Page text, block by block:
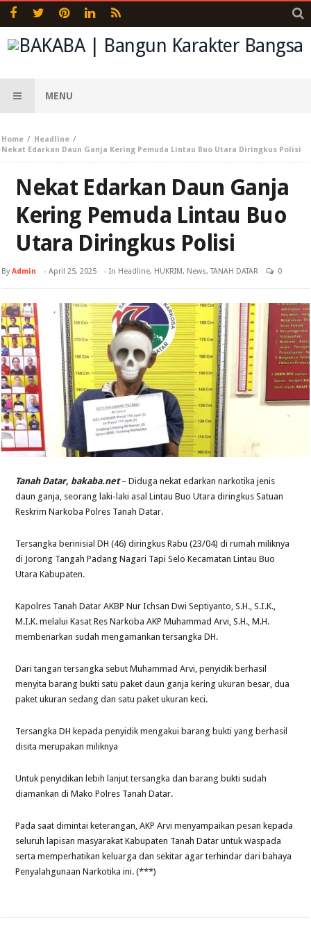
MENU
Home
Headline
Nekat Edarkan Daun Ganja Kering Pemuda Lintau Buo Utara Diringkus Polisi
Nekat Edarkan Daun Ganja
Kering Pemuda Lintau Buo
Utara Diringkus Polisi
ByAdmin -April 25, 2025 - In Headline, HUKRIM, News,TANAH DATAR 0
Tanah Datar, bakaba.net– Diduga nekat edarkan narkotika jenis
daun ganja, seorang laki-laki asal Lintau Buo Utara diringkus Satuan
Reskrim Narkoba Polres Tanah Datar.
Tersangka berinisial DH (46) diringkus Rabu (23/04) di rumah miliknya
di Jorong Tangah Padang Nagari Tapi Selo Kecamatan Lintau Buo
Utara Kabupaten.
Kapolres Tanah Datar AKBP Nur Ichsan Dwi Septiyanto, S.H., S.I.K.,
M.I.K. melalui Kasat Res Narkoba AKP Muhammad Arvi, S.H., M.H.
membenarkan sudah mengamankan tersangka DH.
Dari tangan tersangka sebut Muhammad Arvi, penyidik berhasil
menyita barang bukti satu paket daun ganja kering ukuran besar, dua
paket ukuran sedang dan satu paket ukuran keci.
Tersangka DH kepada penyidik mengakui barang bukti yang berhasil
disita merupakan miliknya
Untuk penyidikan lebih lanjut tersangka dan barang bukti sudah
diamankan di Mako Polres Tanah Datar.
Pada saat dimintai keterangan, AKP Arvi menyampaikan pesan kepada
seluruh lapisan masyarakat Kabupaten Tanah Datar untuk waspada
serta memperhatikan keluarga dan sekitar agar terhindar dari bahaya
Penyalahgunaan Narkotika ini. (***)